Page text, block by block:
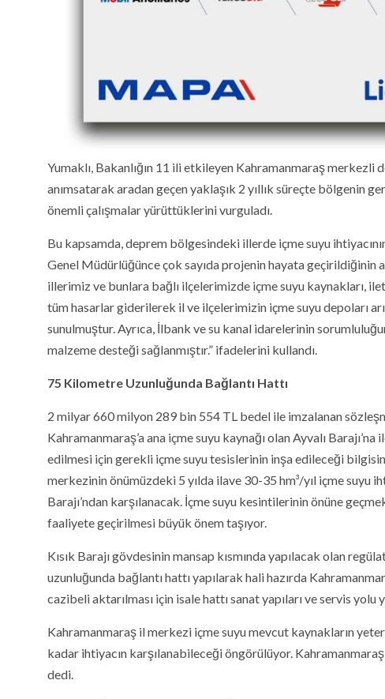
Yumaklı, Bakanlığın 11 ili etkileyen Kahramanmaraş merkezli
anımsatarak aradan geçen yaklaşık 2 yıllık süreçte bölgenin
önemli çalışmalar yürüttüklerini vurguladı.
Bu kapsamda, deprem bölgesindeki illerde içme suyu
Genel Müdürlüğünce çok sayıda projenin hayata geçirildiğinin
illerimiz ve bunlara bağlı ilçelerimizde içme suyu kaynakları,
tüm hasarlar giderilerek il ve ilçelerimizin içme suyu depoları
sunulmuştur. Ayrıca, İlbank ve su kanal idarelerinin
malzeme desteği sağlanmıştır.” ifadelerini kullandı.
75 Kilometre Uzunluğunda Bağlantı Hattı
2 milyar 660 milyon 289 bin 554 TL bedel ile imzalanan
Kahramanmaraş’a ana içme suyu kaynağı olan Ayvalı
edilmesi için gerekli içme suyu tesislerinin inşa edileceği
merkezinin önümüzdeki 5 yılda ilave 30-35 hm³/yıl içme suyu
Barajı’ndan karşılanacak. İçme suyu kesintilerinin önüne
faaliyete geçirilmesi büyük önem taşıyor.
Kısık Barajı gövdesinin mansap kısmında yapılacak olan
uzunluğunda bağlantı hattı yapılarak hali hazırda
cazibeli aktarılması için isale hattı sanat yapıları ve servis yolu
Kahramanmaraş il merkezi içme suyu mevcut kaynakların
kadar ihtiyacın karşılanabileceği öngörülüyor.
dedi.